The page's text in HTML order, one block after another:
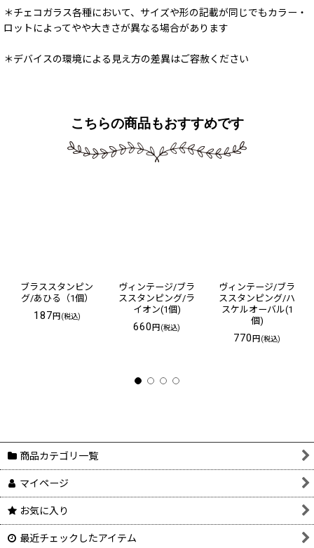
＊チェコガラス各種において、サイズや形の記載が同じでもカラー・
ロットによってやや大きさが異なる場合があります
＊デバイスの環境による見え方の差異はご容赦ください
こちらの商品もおすすめです
ブラススタンピン
グ/あひる（1個）
187円(税込)
ヴィンテージ/ブラ
ススタンピング/ラ
イオン(1個)
660円(税込)
ヴィンテージ/ブラ
ススタンピング/ハ
スケルオーバル(1
個)
770円(税込)
商品カテゴリ一覧
マイページ
お気に入り
最近チェックしたアイテム